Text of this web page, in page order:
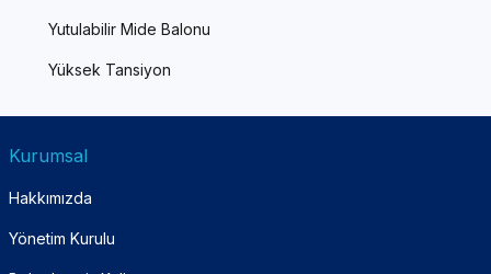
Yutulabilir Mide Balonu
Yüksek Tansiyon
Kurumsal
Hakkımızda
Yönetim Kurulu